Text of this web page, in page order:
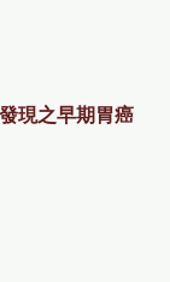
現之早期胃癌